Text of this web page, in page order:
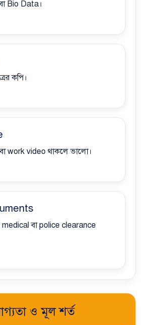
Bio Data।
কপি।
work video থাকলে ভালো।
medical বা police clearance
ও মূল শর্ত